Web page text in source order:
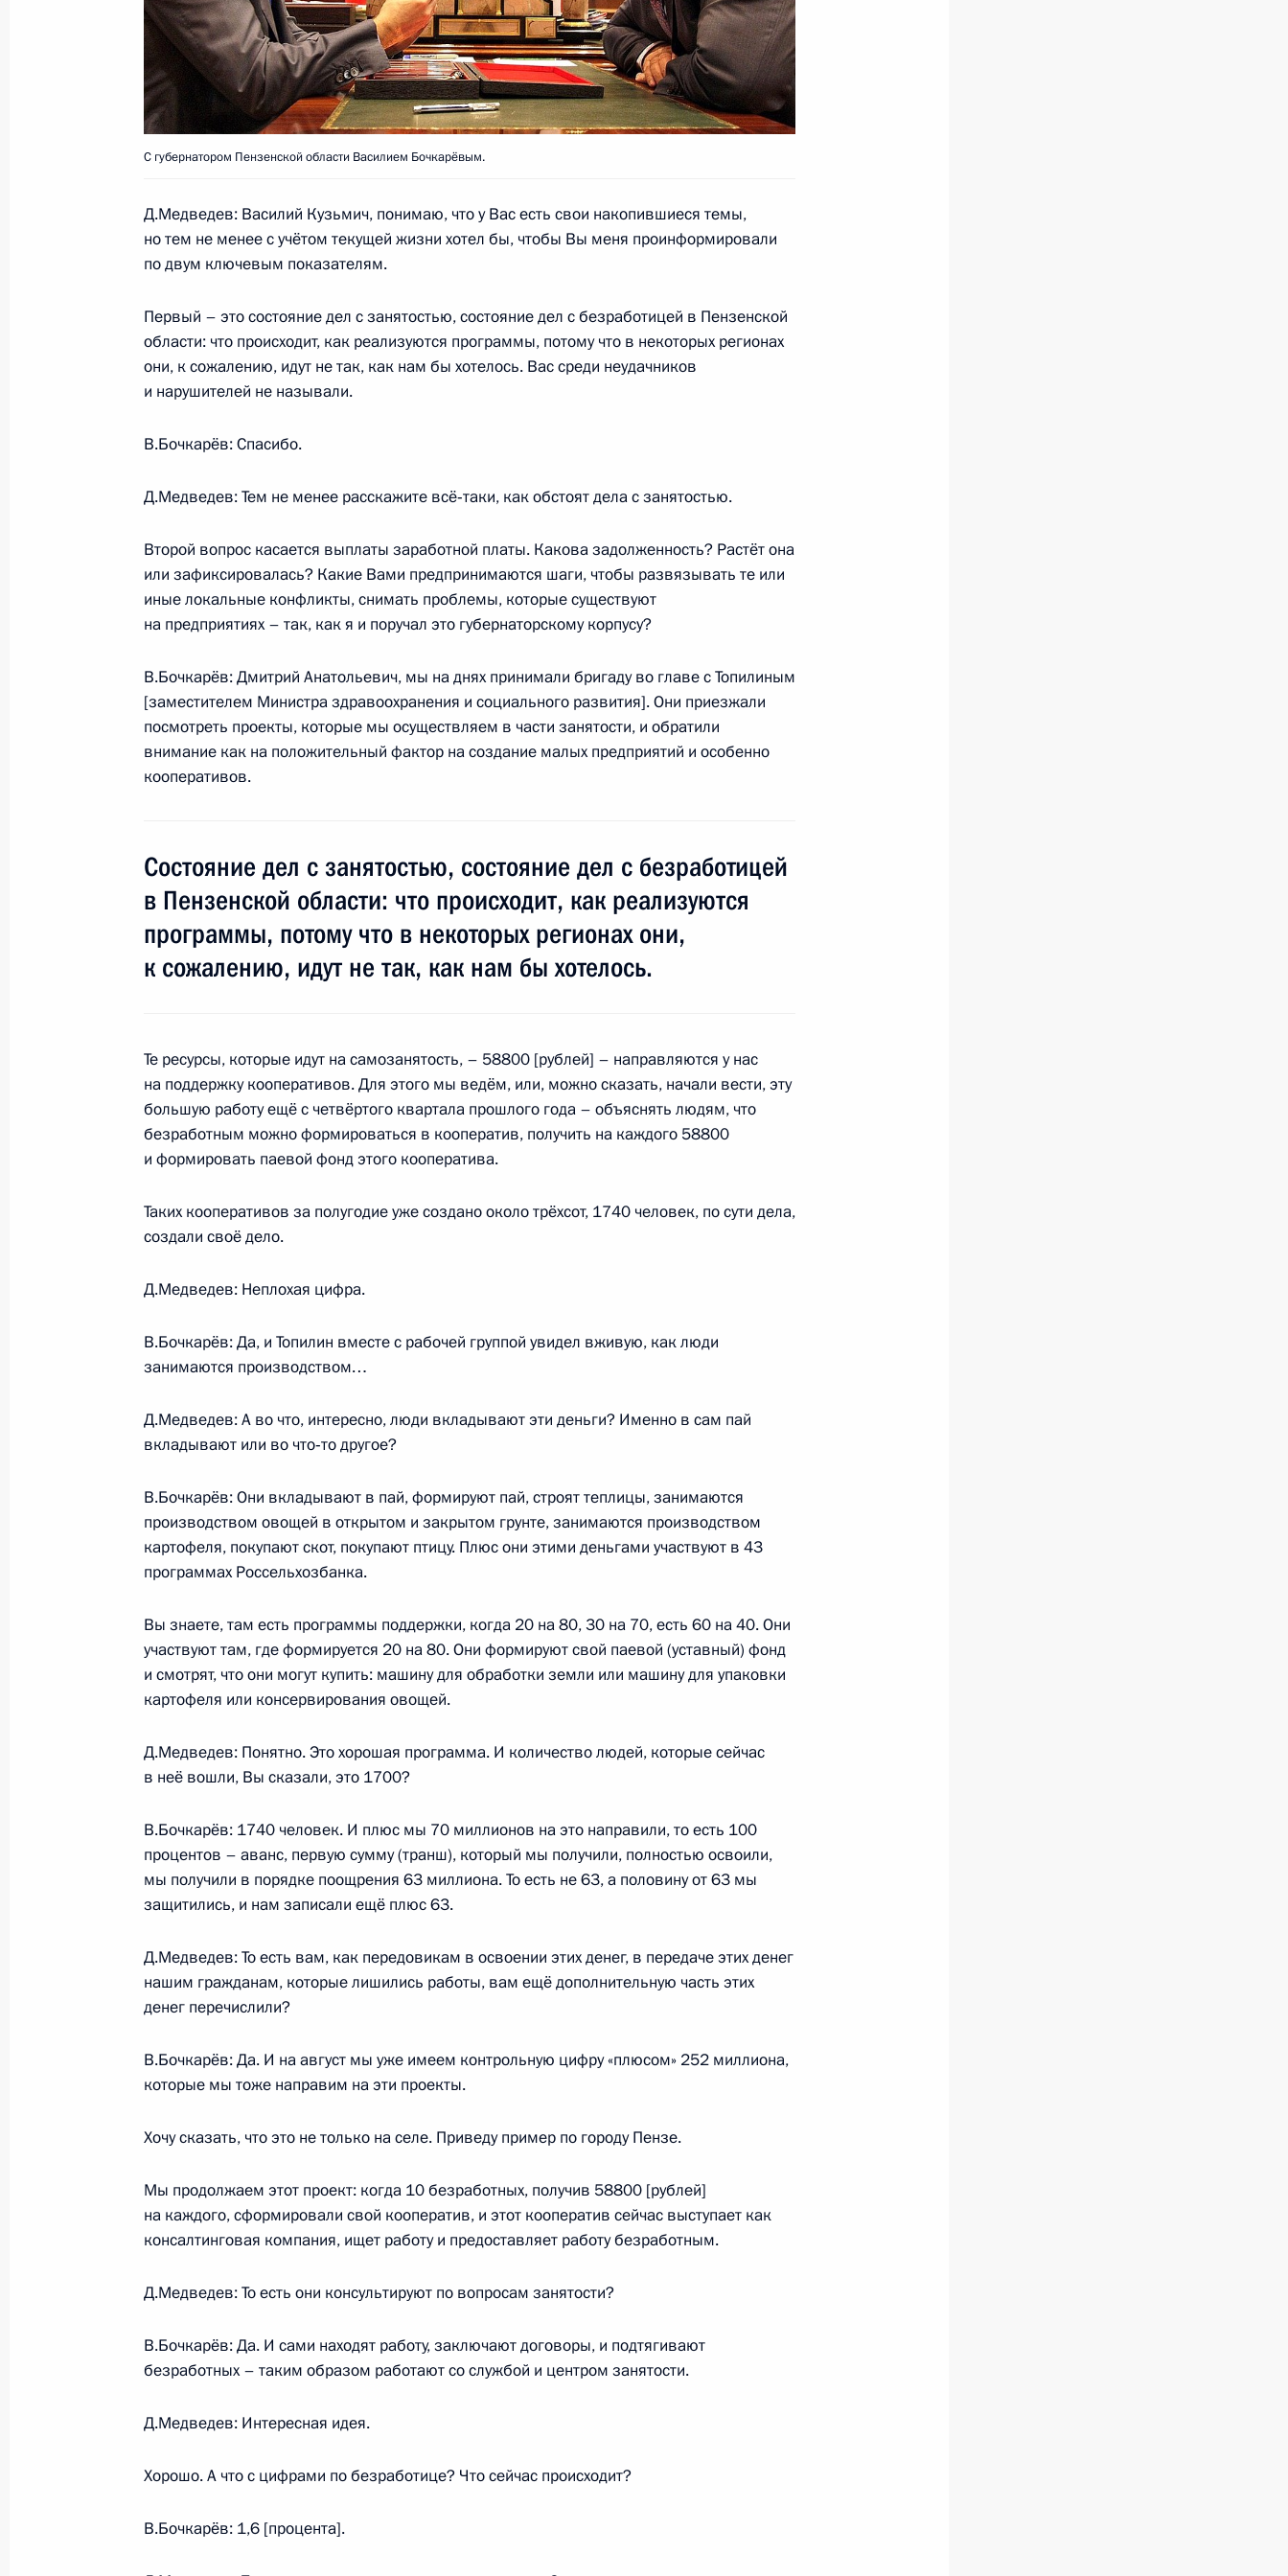
16 декабря 2011 года, 10:30
О продлении контроля исполнения пунктов 1, 2, 3, 5
и исполнении пункта 6 перечня поручений, данных по итогам
работы мобильной приёмной Президента в Пензенской области
по итогам работы мобильной приёмной Президента
в Пензенской области
26 ноября 2011 года, 10:30
Об исполнении поручения Президента по выделению субъектам
исследовательские и опытно-конструкторские работы в рамках
18 ноября 2011 года, 22:20
данных по итогам работы мобильной приёмной Президента
в Пензенской области
Президента в Пензенской области
5 октября 2011 года, 19:50
Работа мобильной приёмной Президента в Пензенской области
3 октября мобильная приёмная Президента будет работать
в Пензенской области
3 октября 2011 года, 09:00
Утверждён перечень поручений по итогам встречи
22 июля 2011 года, 12:00
14 июля 2011 года, 14:15
Кадровые изменения в Министерстве по делам гражданской
обороны, чрезвычайным ситуациям и ликвидации последствий
стихийных бедствий
Президент произвёл ряд назначений на должности руководящих
сотрудников органов внутренних дел
2 апреля 2011 года, 09:40
Приёмные Президента открыты во всех субъектах Федерации
22 ноября 2010 года, 15:00
Дмитрий Медведев внёс кандидатуру Василия Бочкарёва для
наделения его полномочиями губернатора Пензенской области
21 апреля 2010 года, 13:30
Дмитрий Медведев встретился с руководством партии «Единая
Рабочая встреча с губернатором Пензенской области Василием
4 августа 2009 года, 15:40
летием со дня образования региона
Дмитрий Медведев произвёл кадровые изменения в органах
С губернатором Пензенской области Василием Бочкарёвым.
Д.Медведев: Василий Кузьмич, понимаю, что у Вас есть свои накопившиеся темы,
но тем не менее с учётом текущей жизни хотел бы, чтобы Вы меня проинформировали
по двум ключевым показателям.
Первый – это состояние дел с занятостью, состояние дел с безработицей в Пензенской
области: что происходит, как реализуются программы, потому что в некоторых регионах
они, к сожалению, идут не так, как нам бы хотелось. Вас среди неудачников
и нарушителей не называли.
В.Бочкарёв: Спасибо.
Д.Медведев: Тем не менее расскажите всё‑таки, как обстоят дела с занятостью.
Второй вопрос касается выплаты заработной платы. Какова задолженность? Растёт она
или зафиксировалась? Какие Вами предпринимаются шаги, чтобы развязывать те или
иные локальные конфликты, снимать проблемы, которые существуют
на предприятиях – так, как я и поручал это губернаторскому корпусу?
В.Бочкарёв: Дмитрий Анатольевич, мы на днях принимали бригаду во главе с Топилиным
[заместителем Министра здравоохранения и социального развития]. Они приезжали
посмотреть проекты, которые мы осуществляем в части занятости, и обратили
внимание как на положительный фактор на создание малых предприятий и особенно
кооперативов.
Состояние дел с занятостью, состояние дел с безработицей
в Пензенской области: что происходит, как реализуются
программы, потому что в некоторых регионах они,
к сожалению, идут не так, как нам бы хотелось.
Те ресурсы, которые идут на самозанятость, – 58800 [рублей] – направляются у нас
на поддержку кооперативов. Для этого мы ведём, или, можно сказать, начали вести, эту
большую работу ещё с четвёртого квартала прошлого года – объяснять людям, что
безработным можно формироваться в кооператив, получить на каждого 58800
и формировать паевой фонд этого кооператива.
Таких кооперативов за полугодие уже создано около трёхсот, 1740 человек, по сути дела,
создали своё дело.
Д.Медведев: Неплохая цифра.
В.Бочкарёв: Да, и Топилин вместе с рабочей группой увидел вживую, как люди
занимаются производством…
Д.Медведев: А во что, интересно, люди вкладывают эти деньги? Именно в сам пай
вкладывают или во что‑то другое?
В.Бочкарёв: Они вкладывают в пай, формируют пай, строят теплицы, занимаются
производством овощей в открытом и закрытом грунте, занимаются производством
картофеля, покупают скот, покупают птицу. Плюс они этими деньгами участвуют в 43
программах Россельхозбанка.
Вы знаете, там есть программы поддержки, когда 20 на 80, 30 на 70, есть 60 на 40. Они
участвуют там, где формируется 20 на 80. Они формируют свой паевой (уставный) фонд
и смотрят, что они могут купить: машину для обработки земли или машину для упаковки
картофеля или консервирования овощей.
Д.Медведев: Понятно. Это хорошая программа. И количество людей, которые сейчас
в неё вошли, Вы сказали, это 1700?
В.Бочкарёв: 1740 человек. И плюс мы 70 миллионов на это направили, то есть 100
процентов – аванс, первую сумму (транш), который мы получили, полностью освоили,
мы получили в порядке поощрения 63 миллиона. То есть не 63, а половину от 63 мы
защитились, и нам записали ещё плюс 63.
Д.Медведев: То есть вам, как передовикам в освоении этих денег, в передаче этих денег
нашим гражданам, которые лишились работы, вам ещё дополнительную часть этих
денег перечислили?
В.Бочкарёв: Да. И на август мы уже имеем контрольную цифру «плюсом» 252 миллиона,
которые мы тоже направим на эти проекты.
Хочу сказать, что это не только на селе. Приведу пример по городу Пензе.
Мы продолжаем этот проект: когда 10 безработных, получив 58800 [рублей]
на каждого, сформировали свой кооператив, и этот кооператив сейчас выступает как
консалтинговая компания, ищет работу и предоставляет работу безработным.
Д.Медведев: То есть они консультируют по вопросам занятости?
В.Бочкарёв: Да. И сами находят работу, заключают договоры, и подтягивают
безработных – таким образом работают со службой и центром занятости.
Д.Медведев: Интересная идея.
Хорошо. А что с цифрами по безработице? Что сейчас происходит?
В.Бочкарёв: 1,6 [процента].